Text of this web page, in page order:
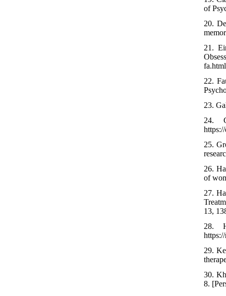
of
20.
21.
fa.html
22.
23.
24.
25.
26.
of
27.
13,
28.
29.
30.
8.